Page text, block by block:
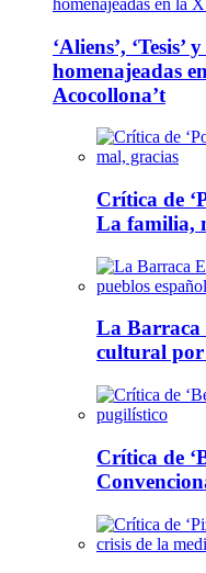
‘Aliens’,
homenajeadas
Acocollona’t
Crítica de
La familia,
La Barraca
cultural por
Crítica de